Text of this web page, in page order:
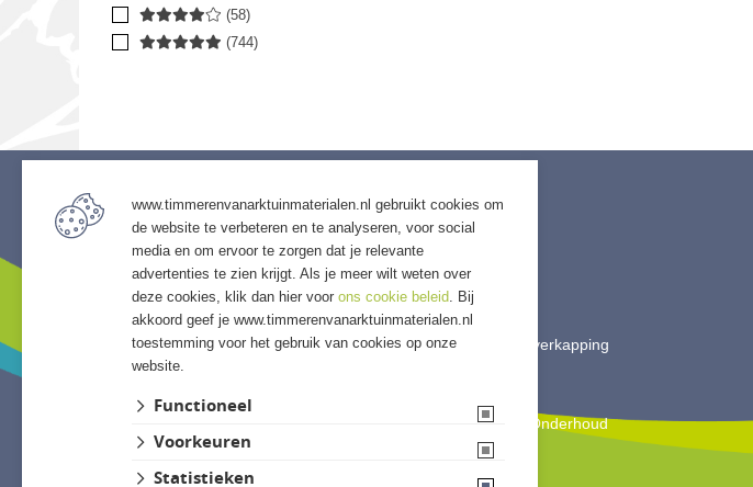
(58)
(744)
Service
• Openingstijden
• Algemene voorwaarden
• Klantenservice
• Privacyverklaring
• Over GSB
• Andere GSB-vestigingen
Assortiment
• Grind & Split
• Tuinhout
• Tuinhuis & Overkapping
• Afwerking & Onderhoud
www.timmerenvanarktuinmaterialen.nl gebruikt cookies om
de website te verbeteren en te analyseren, voor social
media en om ervoor te zorgen dat je relevante
advertenties te zien krijgt. Als je meer wilt weten over
deze cookies, klik dan hier voor ons cookie beleid. Bij
akkoord geef je www.timmerenvanarktuinmaterialen.nl
toestemming voor het gebruik van cookies op onze
website.
Functioneel
Voorkeuren
Statistieken